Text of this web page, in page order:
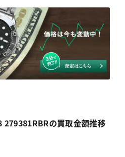
279381RBRの買取金額推移